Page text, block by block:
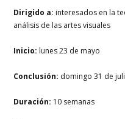
Dirigido a: interesados en la
análisis de las artes visuales
Inicio: lunes 23 de mayo
Conclusión: domingo 31 de
Duración: 10 semanas